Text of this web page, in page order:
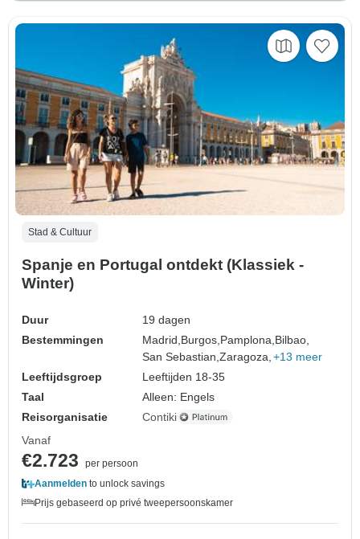
Stad & Cultuur
Spanje en Portugal ontdekt (Klassiek -
Winter)
Duur
19 dagen
Bestemmingen
Madrid, Burgos, Pamplona, Bilbao,
San Sebastian,Zaragoza, +13 meer
Leeftijdsgroep
Leeftijden 18-35
Taal
Alleen: Engels
Reisorganisatie
Contiki
Vanaf
€2.723
per persoon
Aanmelden to unlock savings
Prijs gebaseerd op privé tweepersoonskamer